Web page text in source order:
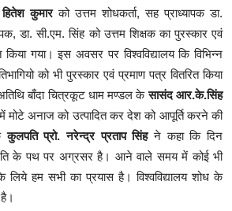
कुमारको उत्तम शोधकर्ता, सह प्राध्यापक डा.
डा. सी.एम. सिंह को उत्तम शिक्षक का पुरस्कार एवं
गया। इस अवसर पर विश्वविद्यालय कि विभिन्न
को भी पुरस्कार एवं प्रमाण पत्र वितरित किया
बाँदा चित्रकूट धाम मण्डल केसासंद आर.के.सिंह
अनाज को उत्पादित कर देश को आपूर्ति करने की
कुलपति प्रो. नरेन्द्र प्रताप सिंहने कहा कि दिन
के पथ पर अग्रसर है। आने वाले समय में कोई भी
लिये हम सभी का प्रयास है। विश्वविद्यालय शोध के